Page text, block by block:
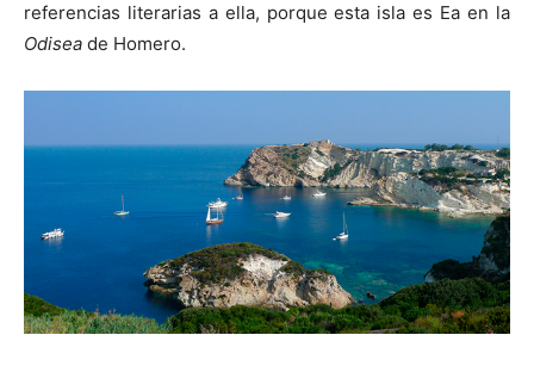
referencias literarias a ella, porque esta isla es Ea en la
Odisea de Homero.